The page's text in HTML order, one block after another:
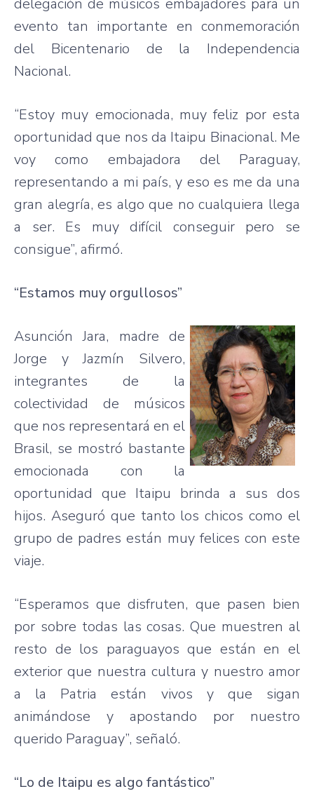
evento tan importante en conmemoración
del Bicentenario de la Independencia
Nacional.
“Estoy muy emocionada, muy feliz por esta
oportunidad que nos da Itaipu Binacional. Me
voy como embajadora del Paraguay,
representando a mi país, y eso es me da una
gran alegría, es algo que no cualquiera llega
a ser. Es muy difícil conseguir pero se
consigue”, afirmó.
“Estamos muy orgullosos”
Asunción Jara, madre de
Jorge y Jazmín Silvero,
integrantes de la
colectividad de músicos
que nos representará en el
Brasil, se mostró bastante
emocionada con la
oportunidad que Itaipu brinda a sus dos
hijos. Aseguró que tanto los chicos como el
grupo de padres están muy felices con este
viaje.
“Esperamos que disfruten, que pasen bien
por sobre todas las cosas. Que muestren al
resto de los paraguayos que están en el
exterior que nuestra cultura y nuestro amor
a la Patria están vivos y que sigan
animándose y apostando por nuestro
querido Paraguay”, señaló.
“Lo de Itaipu es algo fantástico”